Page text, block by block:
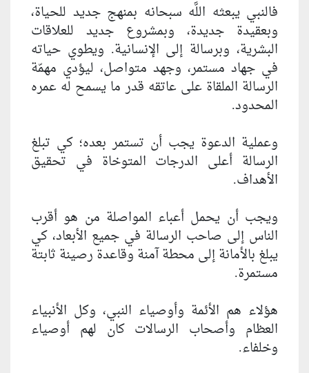
فالنبي يبعثه اللَّه سبحانه بمنهج جديد للحياة،
وبعقيدة جديدة، وبمشروع جديد للعلاقات
البشرية، وبرسالة إلى الإنسانية. ويطوي حياته
في جهاد مستمر، وجهد متواصل، ليؤدي مهمّة
الرسالة الملقاة على عاتقه قدر ما يسمح له عمره
المحدود.
وعملية الدعوة يجب أن تستمر بعده؛ كي تبلغ
الرسالة أعلى الدرجات المتوخاة في تحقيق
الأهداف.
ويجب أن يحمل أعباء المواصلة من هو أقرب
الناس إلى صاحب الرسالة في جميع الأبعاد، كي
يبلغ بالأمانة إلى محطة آمنة وقاعدة رصينة ثابتة
مستمرة.
هؤلاء هم الأئمة وأوصياء النبي، وكل الأنبياء
العظام وأصحاب الرسالات كان لهم أوصياء
وخلفاء.